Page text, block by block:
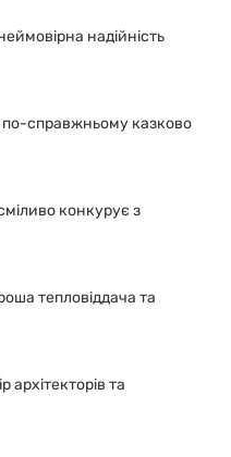
надійність
по-справжньому казково
конкурує з
тепловіддача та
та